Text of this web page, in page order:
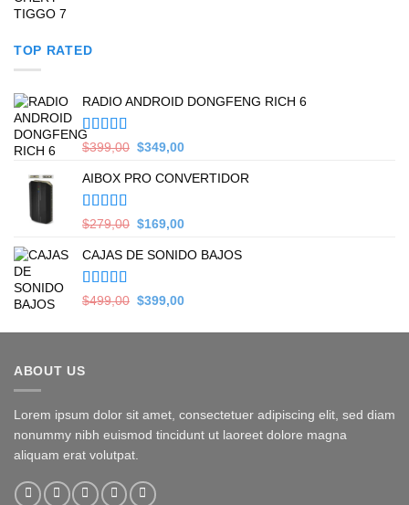
TOP RATED
RADIO ANDROID DONGFENG RICH 6
Valorado en
$399,00 Original
was:
$349,00Current
is:
AIBOX PRO CONVERTIDOR
Valorado en
$279,00 Original
was:
$169,00Current
is:
CAJAS DE SONIDO BAJOS
Valorado en
$499,00 Original
was:
$399,00Current
is:
ABOUT US
Lorem ipsum dolor sit amet, consectetuer adipiscing elit, sed diam
nonummy nibh euismod tincidunt ut laoreet dolore magna
aliquam erat volutpat.